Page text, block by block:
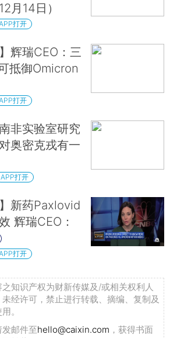
月14日）
打开
辉瑞CEO：三
抵御Omicron
打开
非实验室研究
奥密克戎有一
APP打开
新药Paxlovid
辉瑞CEO：
打开
知识产权为财新传媒及/或相关权利人
经许可，禁止进行转载、摘编、复制及
。
邮件至hello@caixin.com ，获得书面